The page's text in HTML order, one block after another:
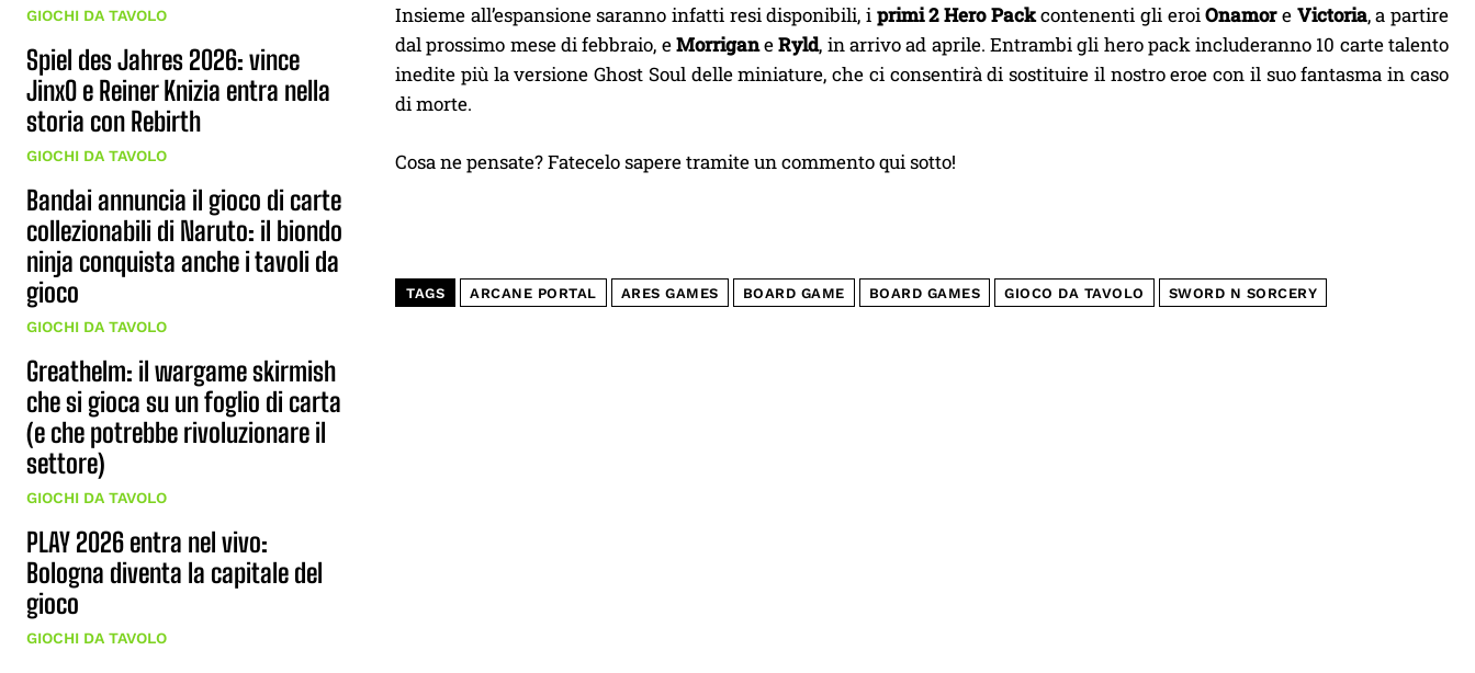
GIOCHI DA TAVOLO
Spiel des Jahres 2026: vince
JinxO e Reiner Knizia entra nella
storia con Rebirth
GIOCHI DA TAVOLO
Bandai annuncia il gioco di carte
collezionabili di Naruto: il biondo
ninja conquista anche i tavoli da
gioco
GIOCHI DA TAVOLO
Greathelm: il wargame skirmish
che si gioca su un foglio di carta
(e che potrebbe rivoluzionare il
settore)
GIOCHI DA TAVOLO
PLAY 2026 entra nel vivo:
Bologna diventa la capitale del
gioco
GIOCHI DA TAVOLO
Insieme all’espansione saranno infatti resi disponibili, i primi 2 Hero Packcontenenti gli eroiOnamore Victoria, a partire
dal prossimo mese di febbraio, eMorriganeRyld, in arrivo ad aprile. Entrambi gli hero pack includeranno 10 carte talento
inedite più la versione Ghost Soul delle miniature, che ci consentirà di sostituire il nostro eroe con il suo fantasma in caso
di morte.
Cosa ne pensate? Fatecelo sapere tramite un commento qui sotto!
TAGS ARCANE PORTAL ARES GAMES BOARD GAME BOARD GAMES GIOCO DA TAVOLO SWORD N SORCERY